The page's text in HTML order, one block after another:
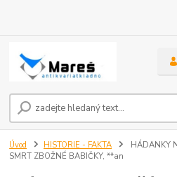
Úvod HISTORIE - FAKTA
HÁDANKY
SMRT ZBOŽNÉ BABIČKY, **an